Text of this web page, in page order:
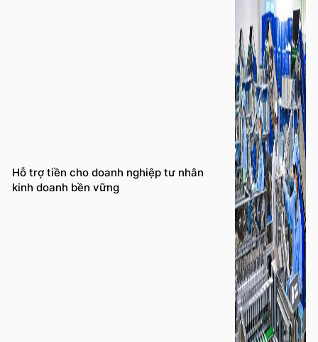
Hỗ trợ tiền cho doanh nghiệp tư nhân
kinh doanh bền vững